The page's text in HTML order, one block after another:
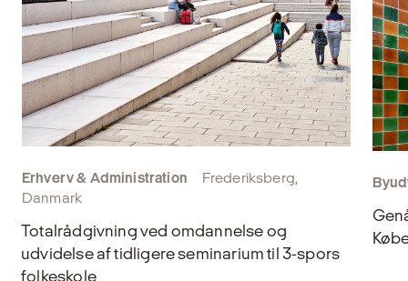
Erhverv & Administration
Frederiksberg,
Danmark
Totalrådgivning ved omdannelse og
udvidelse af tidligere seminarium til 3-spors
folkeskole